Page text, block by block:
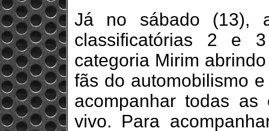
Já no sábado (13),
classificatórias 2 e
categoria Mirim
fãs do automobilismo
acompanhar todas
vivo. Para